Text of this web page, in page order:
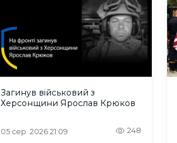
Загинув військовий з
Херсонщини Ярослав Крюков
05 сер. 2026 21:09 248